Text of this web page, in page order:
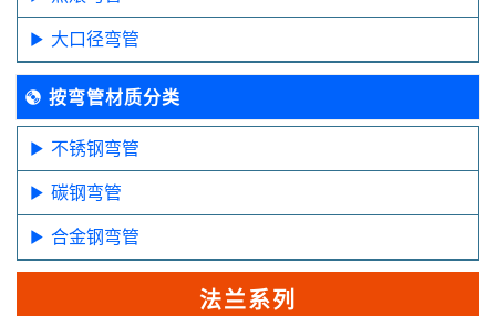
大口径弯管
按弯管材质分类
不锈钢弯管
碳钢弯管
合金钢弯管
法兰系列